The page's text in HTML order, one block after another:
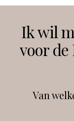
Instagram
Ik wil
voor
Van